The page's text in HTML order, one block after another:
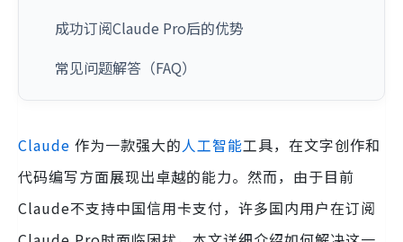
成功订阅Claude Pro后的优势
常见问题解答（FAQ）
Claude 作为一款强大的人工智能工具，在文字创作和
代码编写方面展现出卓越的能力。然而，由于目前
Claude不支持中国信用卡支付，许多国内用户在订阅